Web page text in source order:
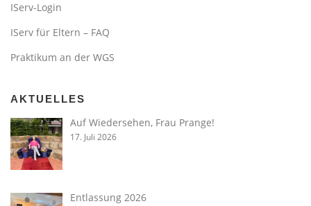
IServ-Login
IServ für Eltern – FAQ
Praktikum an der WGS
AKTUELLES
Auf Wiedersehen, Frau Prange!
17. Juli 2026
Entlassung 2026